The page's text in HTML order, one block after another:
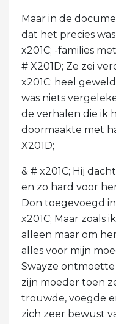
Maar in de
dat het precies
x201C; -families
# X201D; Ze zei
x201C; heel
was niets
de verhalen die ik
doormaakte met
X201D;
& # x201C; Hij
en zo hard voor
Don toegevoegd
x201C; Maar zoals
alleen maar om
alles voor mijn
Swayze ontmoette
zijn moeder toen
trouwde, voegde
zich zeer bewust